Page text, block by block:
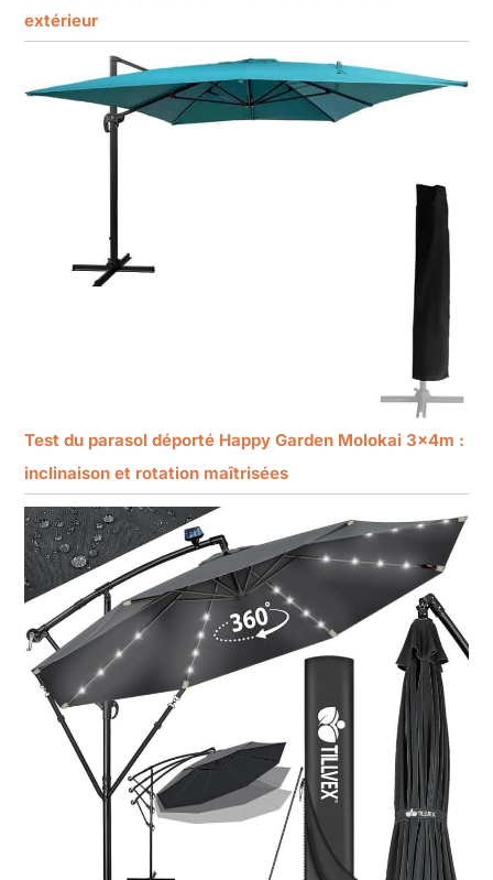
extérieur
Test du parasol déporté Happy Garden Molokai 3x4m :
inclinaison et rotation maîtrisées